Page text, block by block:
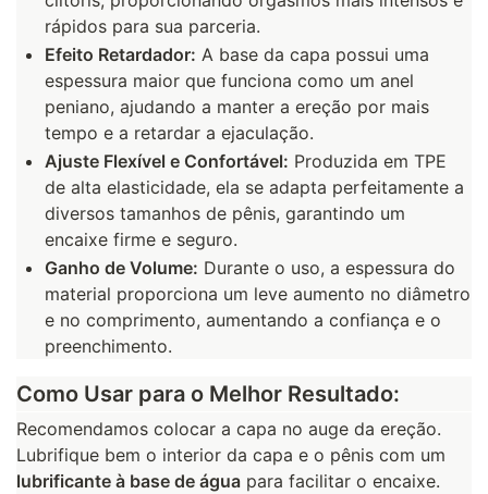
rápidos para sua parceria.
Efeito Retardador: A base da capa possui uma
espessura maior que funciona como um anel
peniano, ajudando a manter a ereção por mais
tempo e a retardar a ejaculação.
Ajuste Flexível e Confortável: Produzida em TPE
de alta elasticidade, ela se adapta perfeitamente a
diversos tamanhos de pênis, garantindo um
encaixe firme e seguro.
Ganho de Volume: Durante o uso, a espessura do
material proporciona um leve aumento no diâmetro
e no comprimento, aumentando a confiança e o
preenchimento.
Como Usar para o Melhor Resultado:
Recomendamos colocar a capa no auge da ereção.
lubrificante à base de água para facilitar o encaixe.